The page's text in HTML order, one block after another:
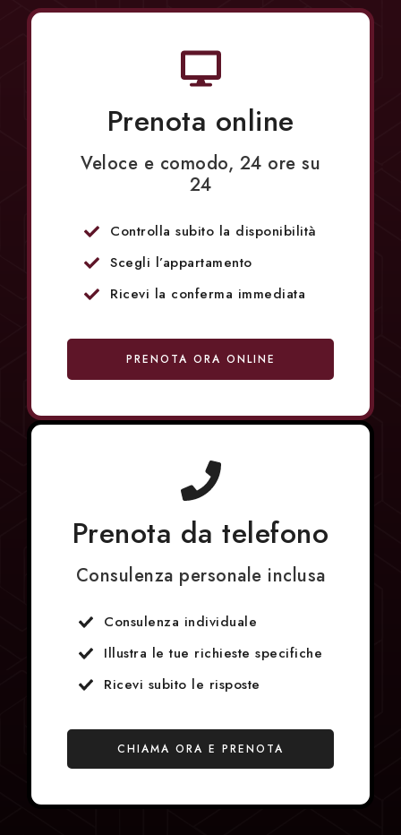
Prenota online
Veloce e comodo, 24 ore su
24
Controlla subito la disponibilità
Scegli l’appartamento
Ricevi la conferma immediata
PRENOTA ORA ONLINE
Prenota da telefono
Consulenza personale inclusa
Consulenza individuale
Illustra le tue richieste specifiche
Ricevi subito le risposte
CHIAMA ORA E PRENOTA